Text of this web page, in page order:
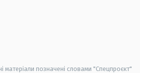
матеріали позначені словами "Спецпроєкт"